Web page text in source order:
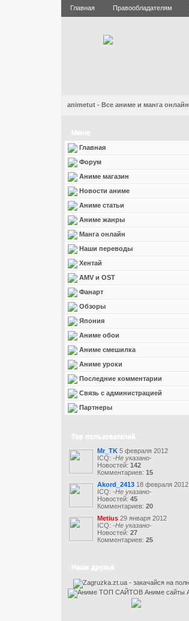
Главная Правообладателям
animetut - Все аниме и манга онлайн
Меню
Главная
Форум
Аниме магазин
Новости аниме
Аниме статьи
Аниме жанры
Манга онлайн
Наши переводы
Хентай
AMV и OST
Фанарт
Обзоры
Япония
Аниме обои
Аниме смешилка
Аниме уроки
Последние комментарии
Связь с администрацией
Партнеры
Top пользователей
Mr_TK 5 февраля 2012
ICQ: -Не указано-
Новостей: 142
Комментариев: 15
Akord_2413 18 февраля 2012
ICQ: -Не указано-
Новостей: 45
Комментариев: 20
Metius 29 января 2012
ICQ: -Не указано-
Новостей: 27
Комментариев: 25
Наши друзья